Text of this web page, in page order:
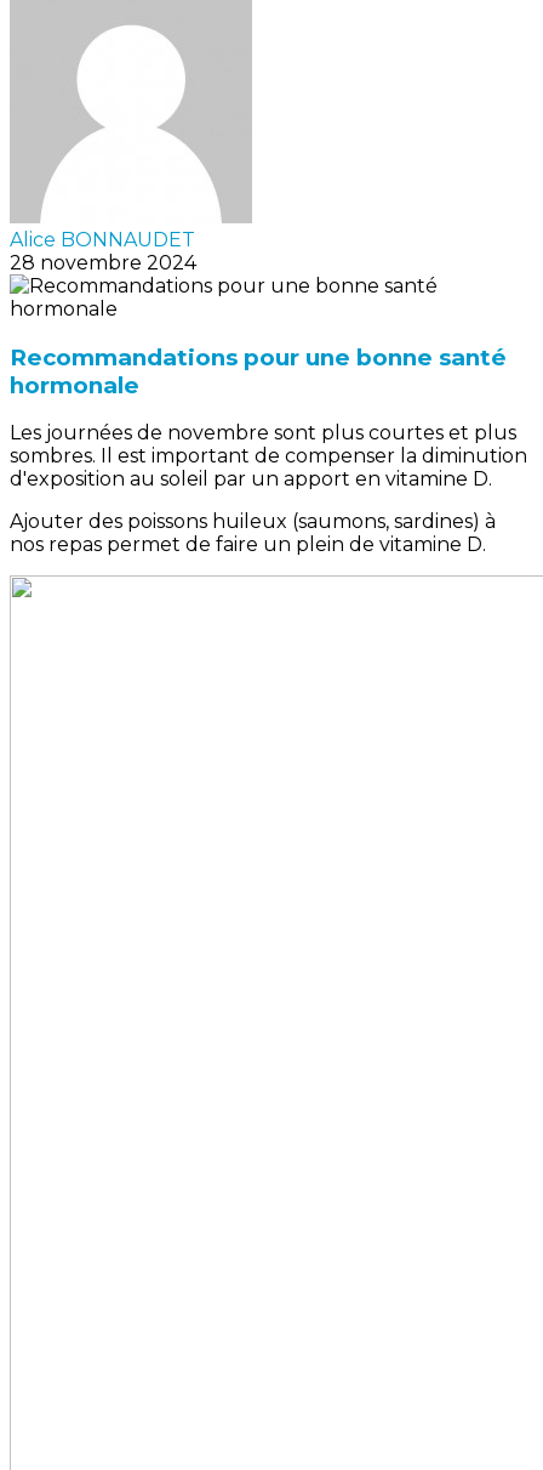
Alice BONNAUDET
28 novembre 2024
Recommandations pour une bonne santé
hormonale
Les journées de novembre sont plus courtes et plus
sombres. Il est important de compenser la diminution
d'exposition au soleil par un apport en vitamine D.
Ajouter des poissons huileux (saumons, sardines) à
nos repas permet de faire un plein de vitamine D.